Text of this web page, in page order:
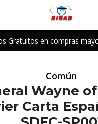
Gratuitos en compras
Común
Wayne
Carta